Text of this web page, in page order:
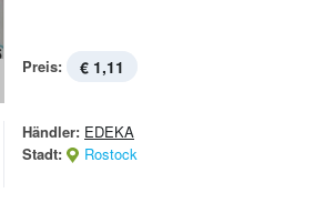
Preis: € 1,11
Händler: EDEKA
Stadt:
Rostock